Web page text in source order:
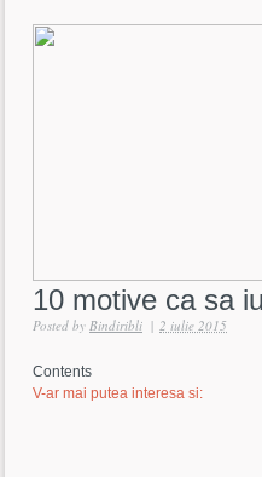
10 motive ca sa
Posted by Bindiribli | 2 iulie 2015
Contents
V-ar mai putea interesa si: